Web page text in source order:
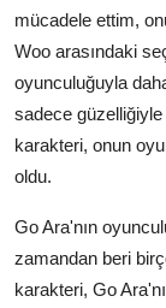
mücadele ettim,
Woo arasındaki
oyunculuğuyla
sadece
karakteri, onun
oldu.
Go Ara'nın
zamandan beri
karakteri, Go